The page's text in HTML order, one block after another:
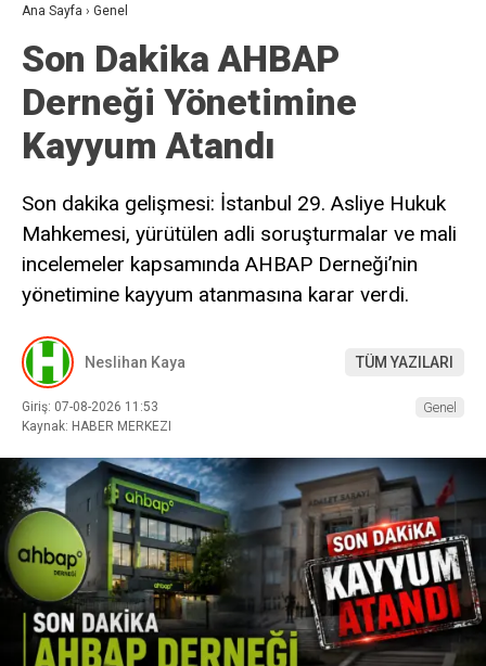
Ana Sayfa › Genel
Son Dakika AHBAP
Derneği Yönetimine
Kayyum Atandı
Son dakika gelişmesi: İstanbul 29. Asliye Hukuk
Mahkemesi, yürütülen adli soruşturmalar ve mali
incelemeler kapsamında AHBAP Derneği’nin
yönetimine kayyum atanmasına karar verdi.
Neslihan Kaya TÜM YAZILARI
Giriş: 07-08-2026 11:53
Kaynak: HABER MERKEZI
Genel